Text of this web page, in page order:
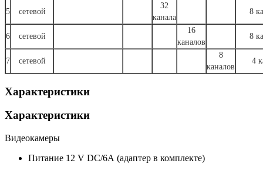
5 сетевой
32
канала
8
6 сетевой
16
каналов
8
7 сетевой
8
каналов
4
Характеристики
Характеристики
Видеокамеры
Питание 12 V DC/6А (адаптер в комплекте)